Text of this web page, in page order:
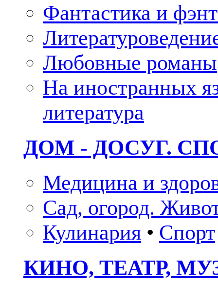
Фантастика и
Любовные романы
На иностранных
литература
ДОМ - ДОСУГ.
Медицина и
Сад, огород.
Кулинария • Спорт
КИНО, ТЕАТР,